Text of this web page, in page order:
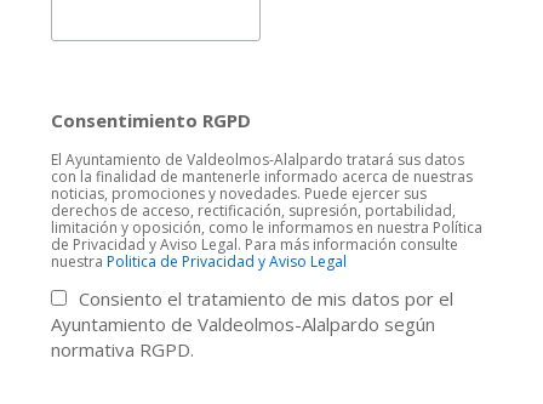
Consentimiento RGPD
El Ayuntamiento de Valdeolmos-Alalpardo tratará sus datos
con la finalidad de mantenerle informado acerca de nuestras
noticias, promociones y novedades. Puede ejercer sus
derechos de acceso, rectificación, supresión, portabilidad,
limitación y oposición, como le informamos en nuestra Política
de Privacidad y Aviso Legal. Para más información consulte
nuestra Politica de Privacidad y Aviso Legal
Consiento el tratamiento de mis datos por el
Ayuntamiento de Valdeolmos-Alalpardo según
normativa RGPD.